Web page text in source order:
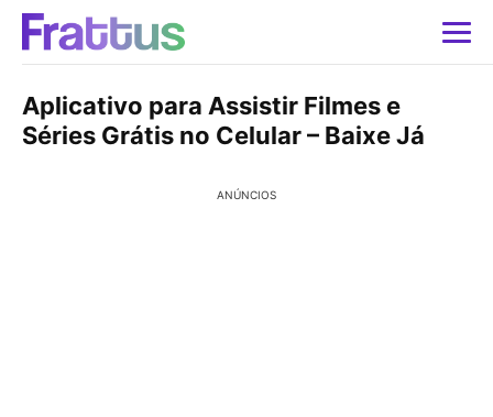
Aplicativo para Assistir Filmes e
Séries Grátis no Celular – Baixe Já
ANÚNCIOS